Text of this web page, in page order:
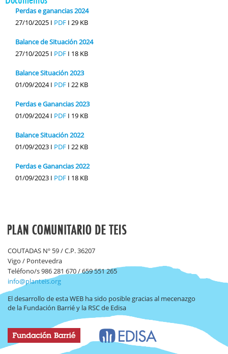
Perdas e ganancias 2024
27/10/2025 I PDF I 29 KB
Balance de Situación 2024
27/10/2025 I PDF I 18 KB
Balance Situación 2023
01/09/2024 I PDF I 22 KB
Perdas e Ganancias 2023
01/09/2024 I PDF I 19 KB
Balance Situación 2022
01/09/2023 I PDF I 22 KB
Perdas e Ganancias 2022
01/09/2023 I PDF I 18 KB
COUTADAS Nº 59 / C.P. 36207
Vigo / Pontevedra
Teléfono/s 986 281 670 / 659 551 265
info@planteis.org
El desarrollo de esta WEB ha sido posible gracias al mecenazgo
de la Fundación Barrié y la RSC de Edisa